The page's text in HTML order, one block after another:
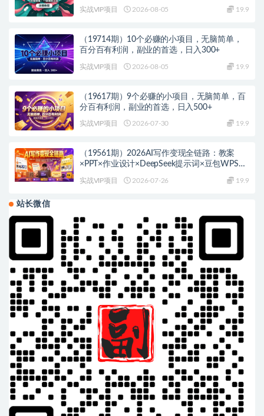
实战VIP项目 2026-08-05 19.9
（19714期）10个必赚的小项目，无脑简单，
百分百有利润，副业的首选，日入300+
实战VIP项目 2026-08-05 19.9
（19617期）9个必赚的小项目，无脑简单，百
分百有利润，副业的首选，日入500+
实战VIP项目 2026-07-30 19.9
（19561期）2026AI写作变现全链路：教案
×PPT×作业设计×DeepSeek提示词×豆包WPS
实战VIP项目 2026-07-26 19.9
站长微信